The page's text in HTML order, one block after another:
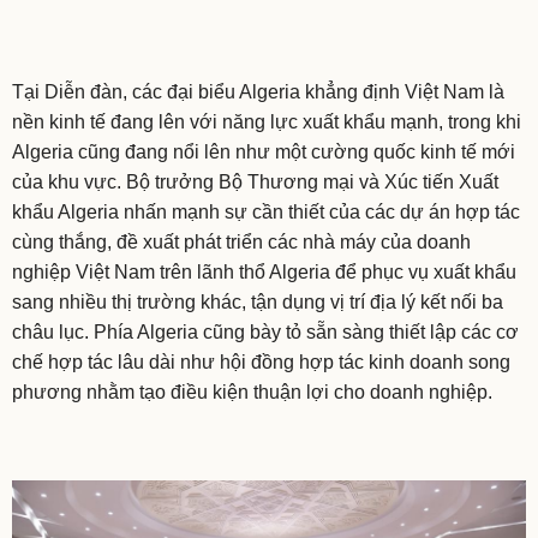
Tại Diễn đàn, các đại biểu Algeria khẳng định Việt Nam là
nền kinh tế đang lên với năng lực xuất khẩu mạnh, trong khi
Algeria cũng đang nổi lên như một cường quốc kinh tế mới
của khu vực. Bộ trưởng Bộ Thương mại và Xúc tiến Xuất
khẩu Algeria nhấn mạnh sự cần thiết của các dự án hợp tác
cùng thắng, đề xuất phát triển các nhà máy của doanh
nghiệp Việt Nam trên lãnh thổ Algeria để phục vụ xuất khẩu
sang nhiều thị trường khác, tận dụng vị trí địa lý kết nối ba
châu lục. Phía Algeria cũng bày tỏ sẵn sàng thiết lập các cơ
chế hợp tác lâu dài như hội đồng hợp tác kinh doanh song
phương nhằm tạo điều kiện thuận lợi cho doanh nghiệp.